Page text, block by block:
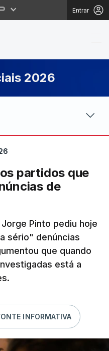
Entrar
pede aos
2026
partidos que
de
Pinto pediu hoje
sério" denúncias
que quando
está a
INFORMATIVA